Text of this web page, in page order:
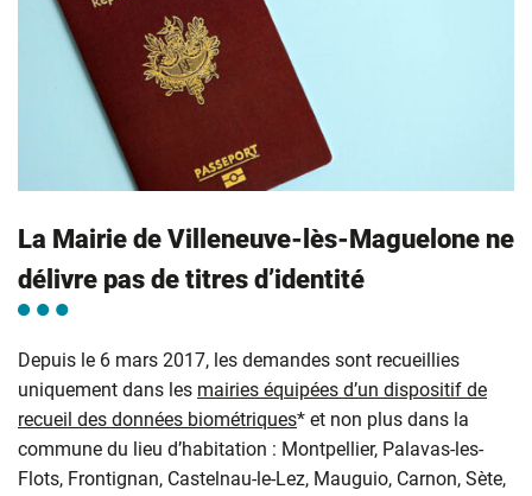
La Mairie de Villeneuve-lès-Maguelone ne
délivre pas de titres d’identité
Depuis le 6 mars 2017, les demandes sont recueillies
uniquement dans les mairies équipées d’un dispositif de
recueil des données biométriques* et non plus dans la
commune du lieu d’habitation : Montpellier, Palavas-les-
Flots, Frontignan, Castelnau-le-Lez, Mauguio, Carnon, Sète,